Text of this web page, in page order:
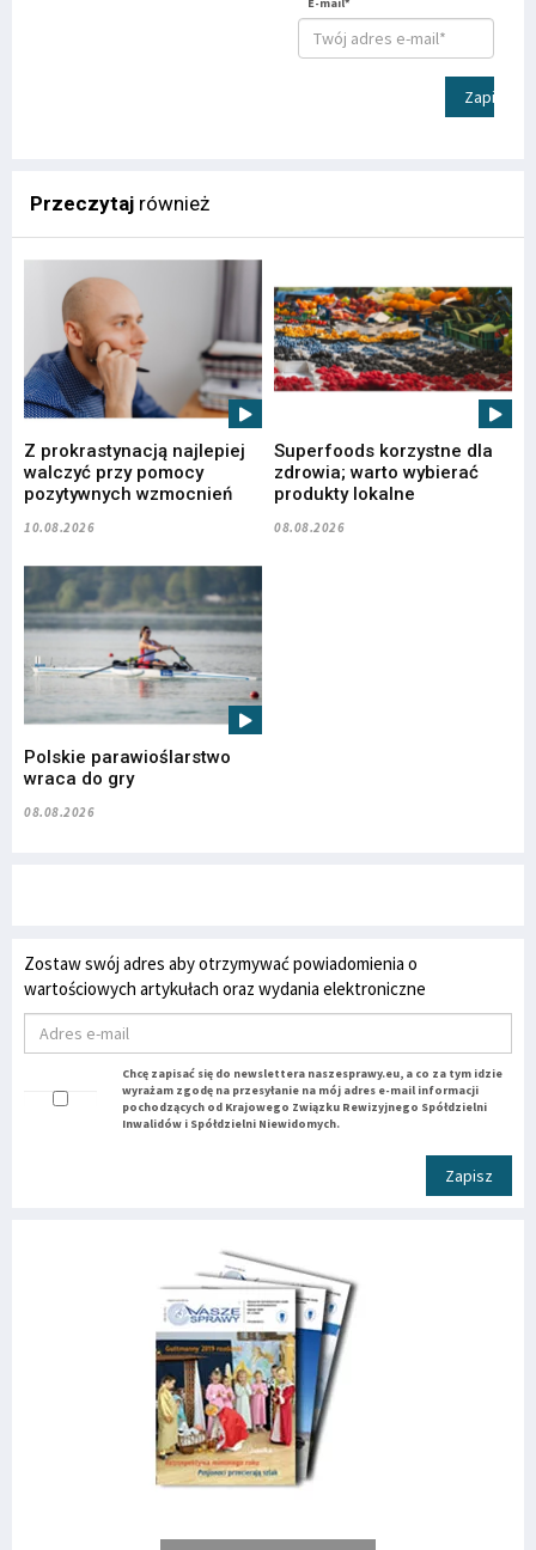
Zapisz
Przeczytaj również
Z prokrastynacją najlepiej
walczyć przy pomocy
pozytywnych wzmocnień
10.08.2026
Superfoods korzystne dla
zdrowia; warto wybierać
produkty lokalne
08.08.2026
Polskie parawioślarstwo
wraca do gry
08.08.2026
Zostaw swój adres aby otrzymywać powiadomienia o
wartościowych artykułach oraz wydania elektroniczne
Chcę zapisać się do newslettera naszesprawy.eu, a co za tym idzie
wyrażam zgodę na przesyłanie na mój adres e-mail informacji
pochodzących od Krajowego Związku Rewizyjnego Spółdzielni
Inwalidów i Spółdzielni Niewidomych.
Zapisz